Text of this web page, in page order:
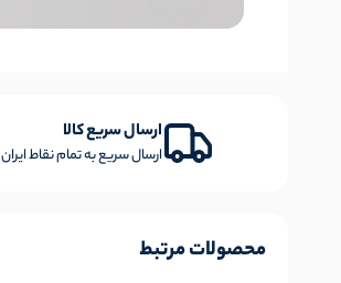
ارسال سریع کالا
ارسال سریع به تمام نقاط ایران
محصولات مرتبط